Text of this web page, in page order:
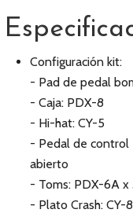
Configuración kit:
- Pad de pedal
- Caja: PDX-8
- Hi-hat: CY-5
- Pedal de control
abierto
- Toms: PDX-6A x
- Plato Crash: CY-8